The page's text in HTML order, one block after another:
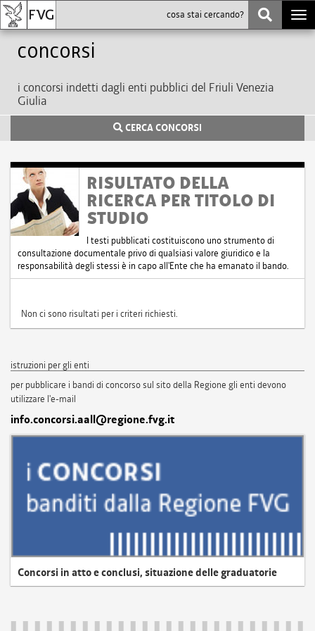
Concorsi
i concorsi indetti dagli enti pubblici del Friuli Venezia
Giulia
CERCA CONCORSI
RISULTATO DELLA
RICERCA PER TITOLO DI
STUDIO
I testi pubblicati costituiscono uno strumento di
consultazione documentale privo di qualsiasi valore giuridico e la
responsabilità degli stessi è in capo all'Ente che ha emanato il bando.
Non ci sono risultati per i criteri richiesti.
istruzioni per gli enti
per pubblicare i bandi di concorso sul sito della Regione gli enti devono
utilizzare l'e-mail
info.concorsi.aall@regione.fvg.it
Concorsi in atto e conclusi, situazione delle graduatorie